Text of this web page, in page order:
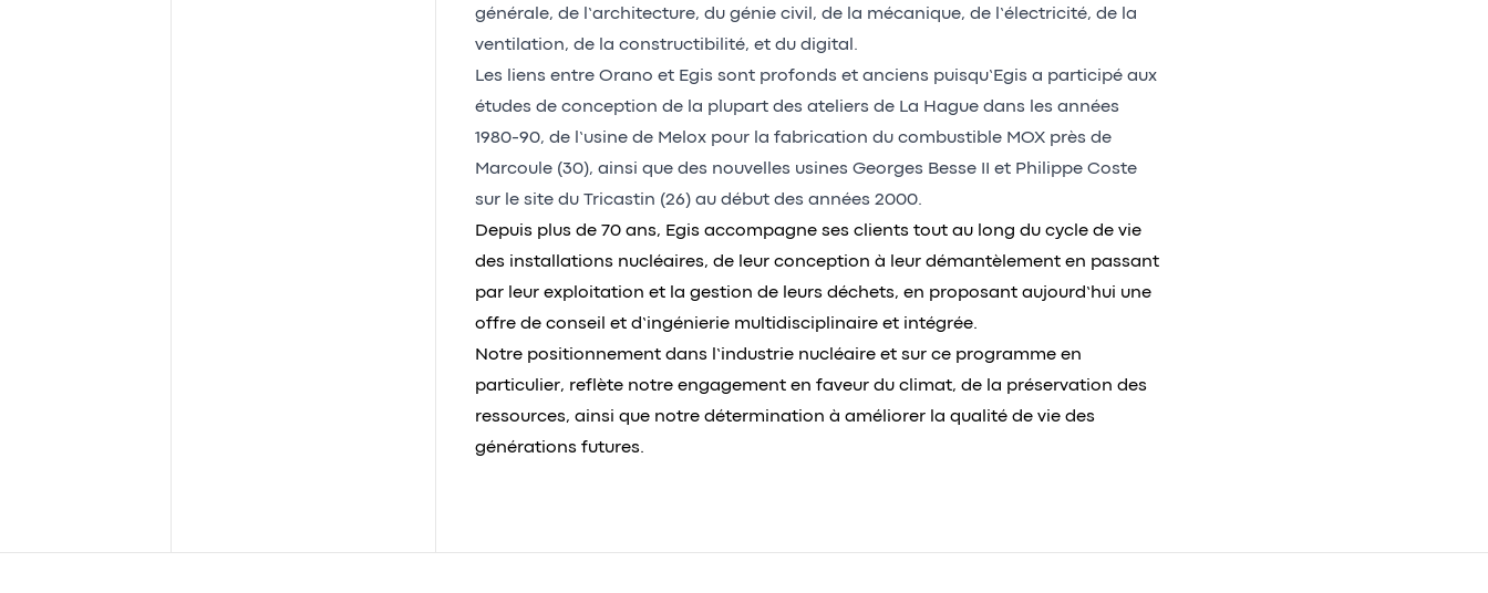
générale, de l’architecture, du génie civil, de la mécanique, de l’électricité, de la
ventilation, de la constructibilité, et du digital.
Les liens entre Orano et Egis sont profonds et anciens puisqu’Egis a participé aux
études de conception de la plupart des ateliers de La Hague dans les années
1980-90, de l’usine de Melox pour la fabrication du combustible MOX près de
Marcoule (30), ainsi que des nouvelles usines Georges Besse II et Philippe Coste
sur le site du Tricastin (26) au début des années 2000.
Depuis plus de 70 ans, Egis accompagne ses clients tout au long du cycle de vie
des installations nucléaires, de leur conception à leur démantèlement en passant
par leur exploitation et la gestion de leurs déchets, en proposant aujourd’hui une
offre de conseil et d’ingénierie multidisciplinaire et intégrée.
Notre positionnement dans l’industrie nucléaire et sur ce programme en
particulier, reflète notre engagement en faveur du climat, de la préservation des
ressources, ainsi que notre détermination à améliorer la qualité de vie des
générations futures.